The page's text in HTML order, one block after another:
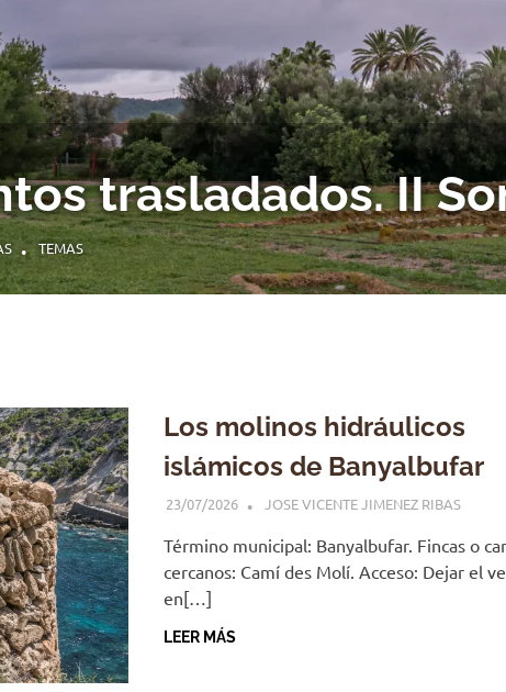
trasladados. II
TEMAS
Los molinos hidráulicos
islámicos de Banyalbufar
23/07/2026 JOSE VICENTE JIMENEZ RIBAS
Término municipal: Banyalbufar. Fincas o
cercanos: Camí des Molí. Acceso: Dejar el
en[…]
LEER MÁS